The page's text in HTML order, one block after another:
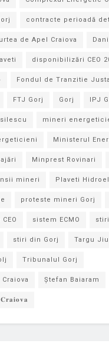
contracte perioadă
de Apel Craiova
disponibilizări CEO
Fondul de Tranzitie Justa
FTJ Gorj Gorj IPJ
mineri
Ministerul
Minprest Rovinari
mineri Plaveti
proteste mineri Gorj
sistem ECMO
stiri din Gorj Targu Jiu
Tribunalul Gorj
Ștefan Baiaram